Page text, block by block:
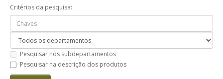
Critérios da pesquisa:
Pesquisar nos subdepartamentos
Pesquisar na descrição dos produtos